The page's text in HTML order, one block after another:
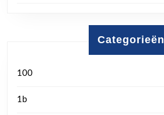
Categorieën
100
1b